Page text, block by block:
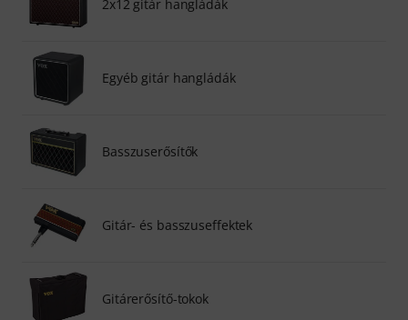
2x12 gitár hangládák
Egyéb gitár hangládák
Basszuserősítők
Gitár- és basszuseffektek
Gitárerősítő-tokok